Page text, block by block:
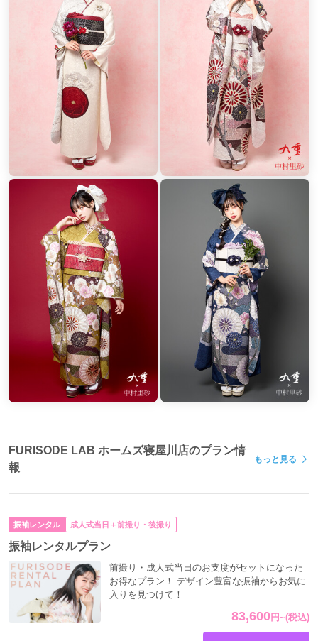
FURISODE LAB ホームズ寝屋川店のプラン情
報
もっと見る
振袖レンタル 成人式当日＋前撮り・後撮り
振袖レンタルプラン
83,600 円~(税込)
前撮り・成人式当日のお支度がセットになった
お得なプラン！ デザイン豊富な振袖からお気に
入りを見つけて！